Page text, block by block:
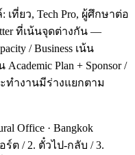
ที่ยว, Tech Pro, ผู้ศึกษาต่อ
ที่เน้นจุดต่างกัน —
/ Business เน้น
Academic Plan + Sponsor /
ะทำงานมีร่างแยกตาม
Office · Bangkok
ต / 2. ตั๋วไป-กลับ / 3.